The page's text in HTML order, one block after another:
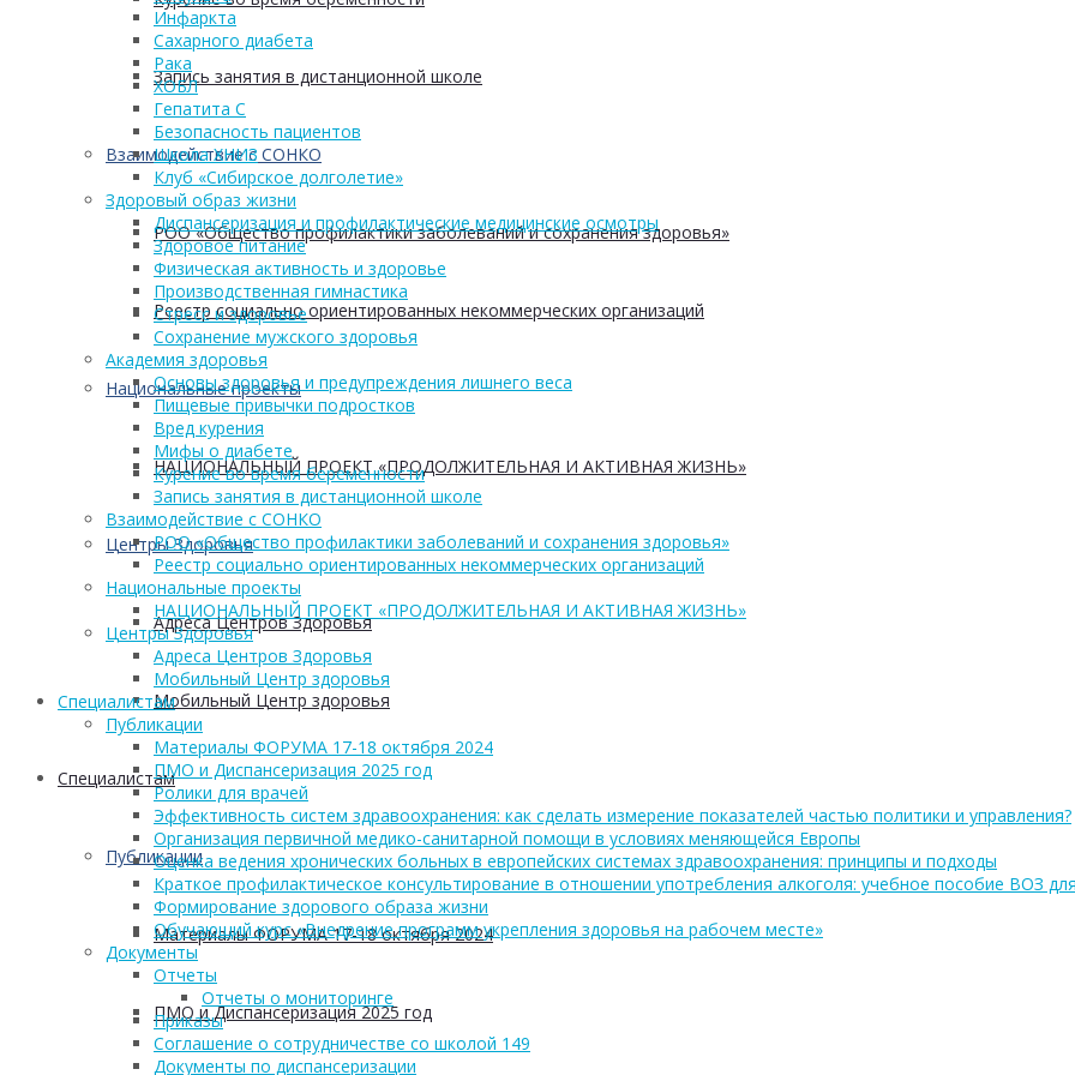
Запись занятия в дистанционной школе
Взаимодействие с СОНКО
РОО «Общество профилактики заболеваний и сохранения здоровья»
Реестр социально ориентированных некоммерческих организаций
Национальные проекты
НАЦИОНАЛЬНЫЙ ПРОЕКТ «ПРОДОЛЖИТЕЛЬНАЯ И АКТИВНАЯ ЖИЗНЬ»
Центры Здоровья
Адреса Центров Здоровья
Мобильный Центр здоровья
Cпециалистам
Публикации
Материалы ФОРУМА 17-18 октября 2024
ПМО и Диспансеризация 2025 год
Инфаркта
Сахарного диабета
Рака
ХОБЛ
Гепатита С
Безопасность пациентов
Школа ХНИЗ
Клуб «Сибирское долголетие»
Здоровый образ жизни
Диспансеризация и профилактические медицинские осмотры
Здоровое питание
Физическая активность и здоровье
Производственная гимнастика
Стресс и здоровье
Сохранение мужского здоровья
Академия здоровья
Основы здоровья и предупреждения лишнего веса
Пищевые привычки подростков
Вред курения
Мифы о диабете
Курение во время беременности
Запись занятия в дистанционной школе
Взаимодействие с СОНКО
РОО «Общество профилактики заболеваний и сохранения здоровья»
Реестр социально ориентированных некоммерческих организаций
Национальные проекты
НАЦИОНАЛЬНЫЙ ПРОЕКТ «ПРОДОЛЖИТЕЛЬНАЯ И АКТИВНАЯ ЖИЗНЬ»
Центры Здоровья
Адреса Центров Здоровья
Мобильный Центр здоровья
Cпециалистам
Публикации
Материалы ФОРУМА 17-18 октября 2024
ПМО и Диспансеризация 2025 год
Ролики для врачей
Эффективность систем здравоохранения: как сделать измерение показателей частью политики и управления?
Организация первичной медико-санитарной помощи в условиях меняющейся Европы
Оценка ведения хронических больных в европейских системах здравоохранения: принципы и подходы
Краткое профилактическое консультирование в отношении употребления алкоголя: учебное пособие ВОЗ
Формирование здорового образа жизни
Обучающий курс «Внедрение программ укрепления здоровья на рабочем месте»
Документы
Отчеты
Отчеты о мониторинге
Приказы
Соглашение о сотрудничестве со школой 149
Документы по диспансеризации